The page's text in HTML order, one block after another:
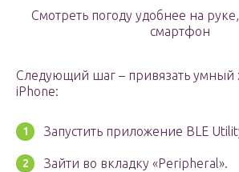
Смотреть погоду удобнее на
смартфон
Следующий шаг – привязать умный
iPhone:
Запустить приложение BLE
Зайти во вкладку «Peripheral».